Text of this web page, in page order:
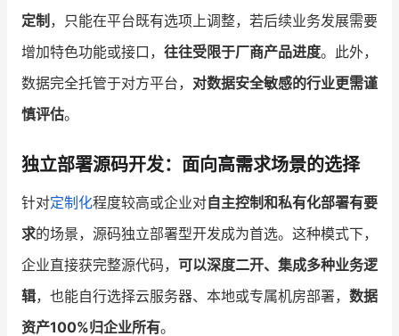
定制 ，只能在平台既有选项上调整，若后续业务发展需要
增加特色功能或接口， 往往受限于厂商产品进度。此外，
数据完全托管于对方平台， 对数据安全敏感的行业更需谨
慎评估。
独立部署源码开发：面向高需求场景的选择
针对定制化程度较高或企业对自主控制和私有化部署有要
求的场景，源码独立部署型开发成为首选。这种模式下，
企业直接获完整源代码， 可以深度二开、集成多种业务逻
辑，也能自行选择云服务器、本地或专属机房部署， 数据
资产100%归企业所有。